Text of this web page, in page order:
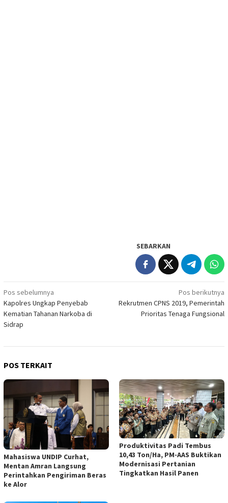
SEBARKAN
Navigasi
pos
Pos sebelumnya
Kapolres Ungkap Penyebab
Kematian Tahanan Narkoba di
Sidrap
Pos berikutnya
Rekrutmen CPNS 2019, Pemerintah
Prioritas Tenaga Fungsional
POS TERKAIT
Mahasiswa UNDIP Curhat,
Mentan Amran Langsung
Perintahkan Pengiriman Beras
ke Alor
Produktivitas Padi Tembus
10,43 Ton/Ha, PM-AAS Buktikan
Modernisasi Pertanian
Tingkatkan Hasil Panen